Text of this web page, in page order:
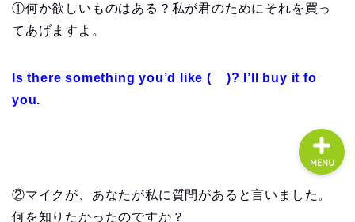
①何か欲しいものはある？私が君のためにそれを買っ
てあげますよ。
Is there something you’d like ( )? I’ll buy it for
you.
②マイクが、あなたが私に質問があると言いました。
何を知りたかったのですか？
MENU
よくある質問